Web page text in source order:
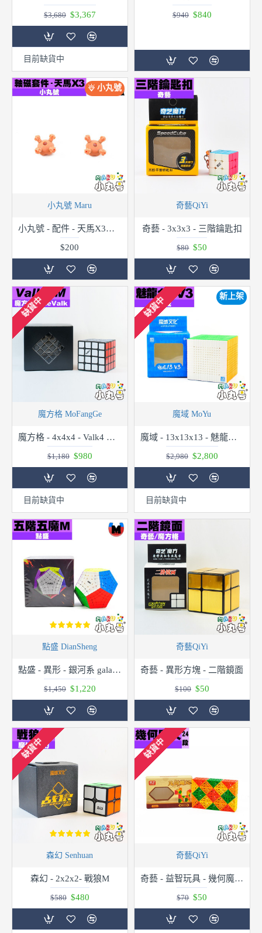
$3,367
$3,680
目前缺貨中
$840
$940
小丸號
小丸號 Maru
小丸號 - 配件 - 天馬X3軸磁套件
$200
奇藝QiYi
奇藝 - 3x3x3 - 三階鑰匙扣
$50
$80
缺貨中
魔方格 MoFangGe
魔方格 - 4x4x4 - Valk4 M 弱磁版
$980
$1,180
目前缺貨中
新上架
缺貨中
魔域 MoYu
魔域 - 13x13x13 - 魅龍十三階 v3
$2,800
$2,980
目前缺貨中
點盛 DianSheng
點盛 - 異形 - 銀河系 galaxy - 磁力五階五魔 Diansheng Gigaminx M
$1,220
$1,450
奇藝QiYi
奇藝 - 異形方塊 - 二階鏡面
$50
$100
缺貨中
森幻 Senhuan
森幻 - 2x2x2- 戰狼M
$480
$580
缺貨中
奇藝QiYi
奇藝 - 益智玩具 - 幾何魔尺 24段
$50
$70